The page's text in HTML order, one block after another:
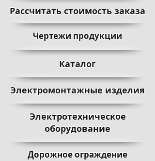
Рассчитать стоимость заказа
Чертежи продукции
Каталог
Электромонтажные изделия
Электротехническое
оборудование
Дорожное ограждение